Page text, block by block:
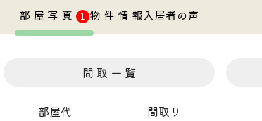
部 屋 写 真 1 物 件 情 報入居者の声
部屋代 間取り
間 取 一 覧